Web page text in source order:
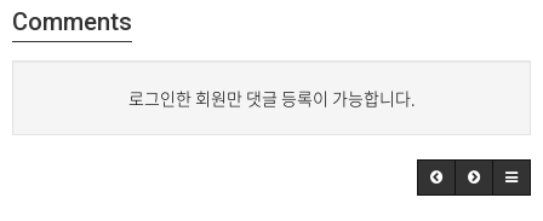
Comments
로그인한 회원만 댓글 등록이 가능합니다.